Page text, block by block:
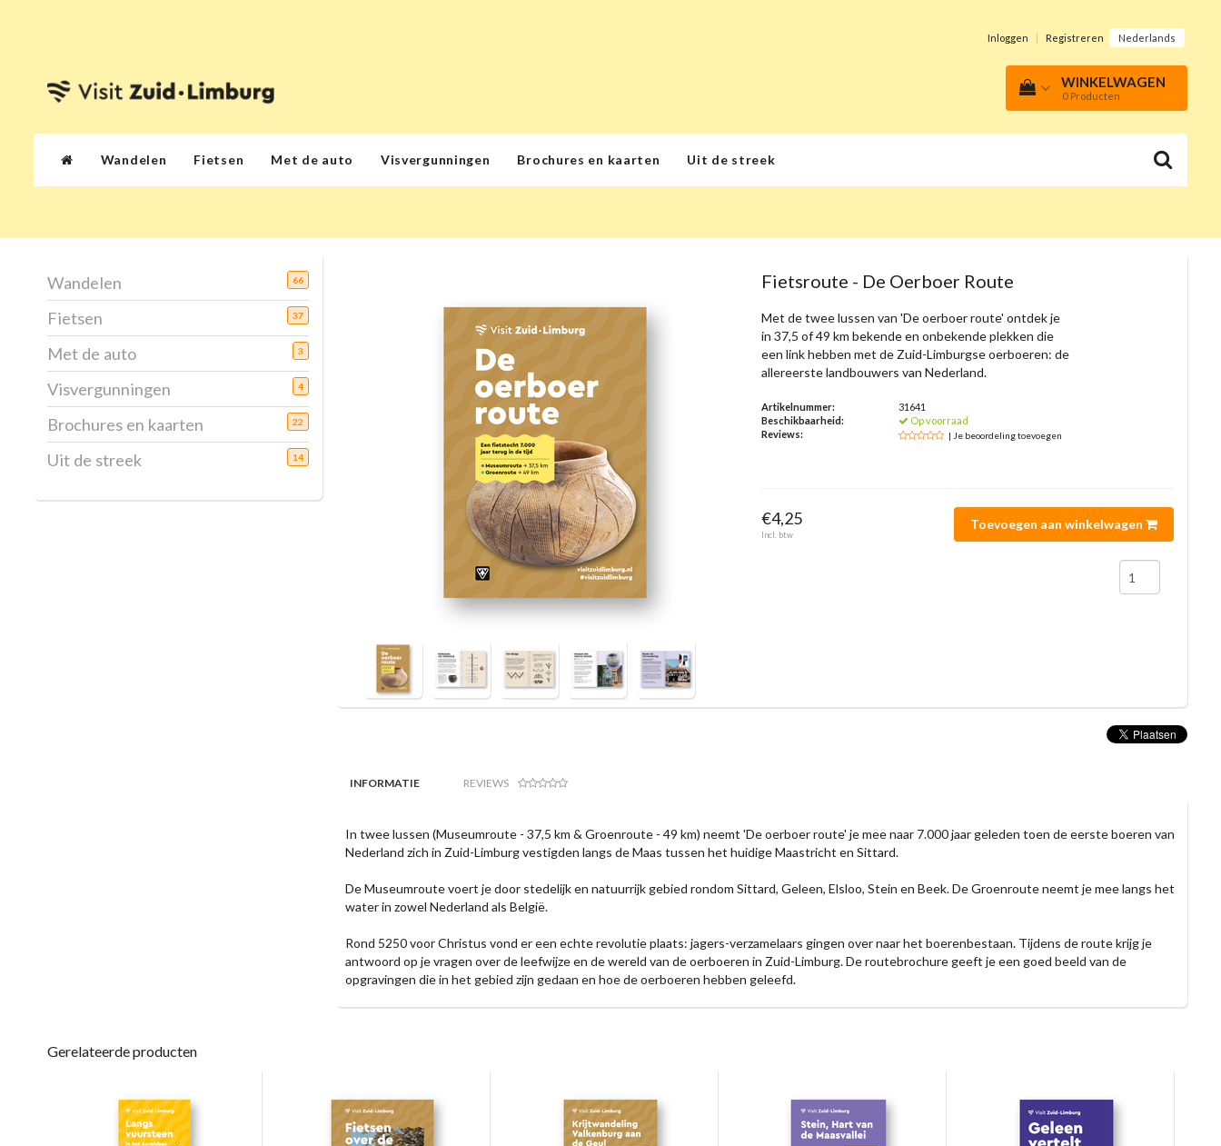
Inloggen | Registreren Nederlands
WINKELWAGEN
0 Producten
Wandelen Fietsen Met de auto Visvergunningen Brochures en kaarten Uit de streek
Wandelen 66
Fietsen 37
Met de auto 3
Visvergunningen 4
Brochures en kaarten 22
Uit de streek 14
Fietsroute - De Oerboer Route
Met de twee lussen van 'De oerboer route' ontdek je
in 37,5 of 49 km bekende en onbekende plekken die
een link hebben met de Zuid-Limburgse oerboeren: de
allereerste landbouwers van Nederland.
Artikelnummer:
31641
Beschikbaarheid:
Op voorraad
Reviews:
| Je beoordeling toevoegen
€4,25
Incl. btw
Toevoegen aan winkelwagen
INFORMATIE REVIEWS
In twee lussen (Museumroute - 37,5 km & Groenroute - 49 km) neemt 'De oerboer route' je mee naar 7.000 jaar geleden toen de eerste boeren van
Nederland zich in Zuid-Limburg vestigden langs de Maas tussen het huidige Maastricht en Sittard.
De Museumroute voert je door stedelijk en natuurrijk gebied rondom Sittard, Geleen, Elsloo, Stein en Beek. De Groenroute neemt je mee langs het
water in zowel Nederland als België.
Rond 5250 voor Christus vond er een echte revolutie plaats: jagers-verzamelaars gingen over naar het boerenbestaan. Tijdens de route krijg je
antwoord op je vragen over de leefwijze en de wereld van de oerboeren in Zuid-Limburg. De routebrochure geeft je een goed beeld van de
opgravingen die in het gebied zijn gedaan en hoe de oerboeren hebben geleefd.
Gerelateerde producten